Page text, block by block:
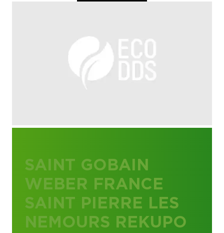
SAINT GOBAIN
WEBER FRANCE
SAINT PIERRE LES
NEMOURS REKUPO